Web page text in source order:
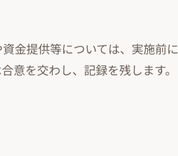
金提供等については、実施前に
意を交わし、記録を残します。